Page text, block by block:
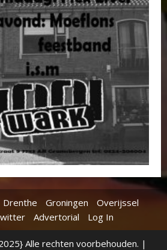
Drenthe Groningen
Overijssel
Advertorial Log In
Alle rechten voorbehouden. |